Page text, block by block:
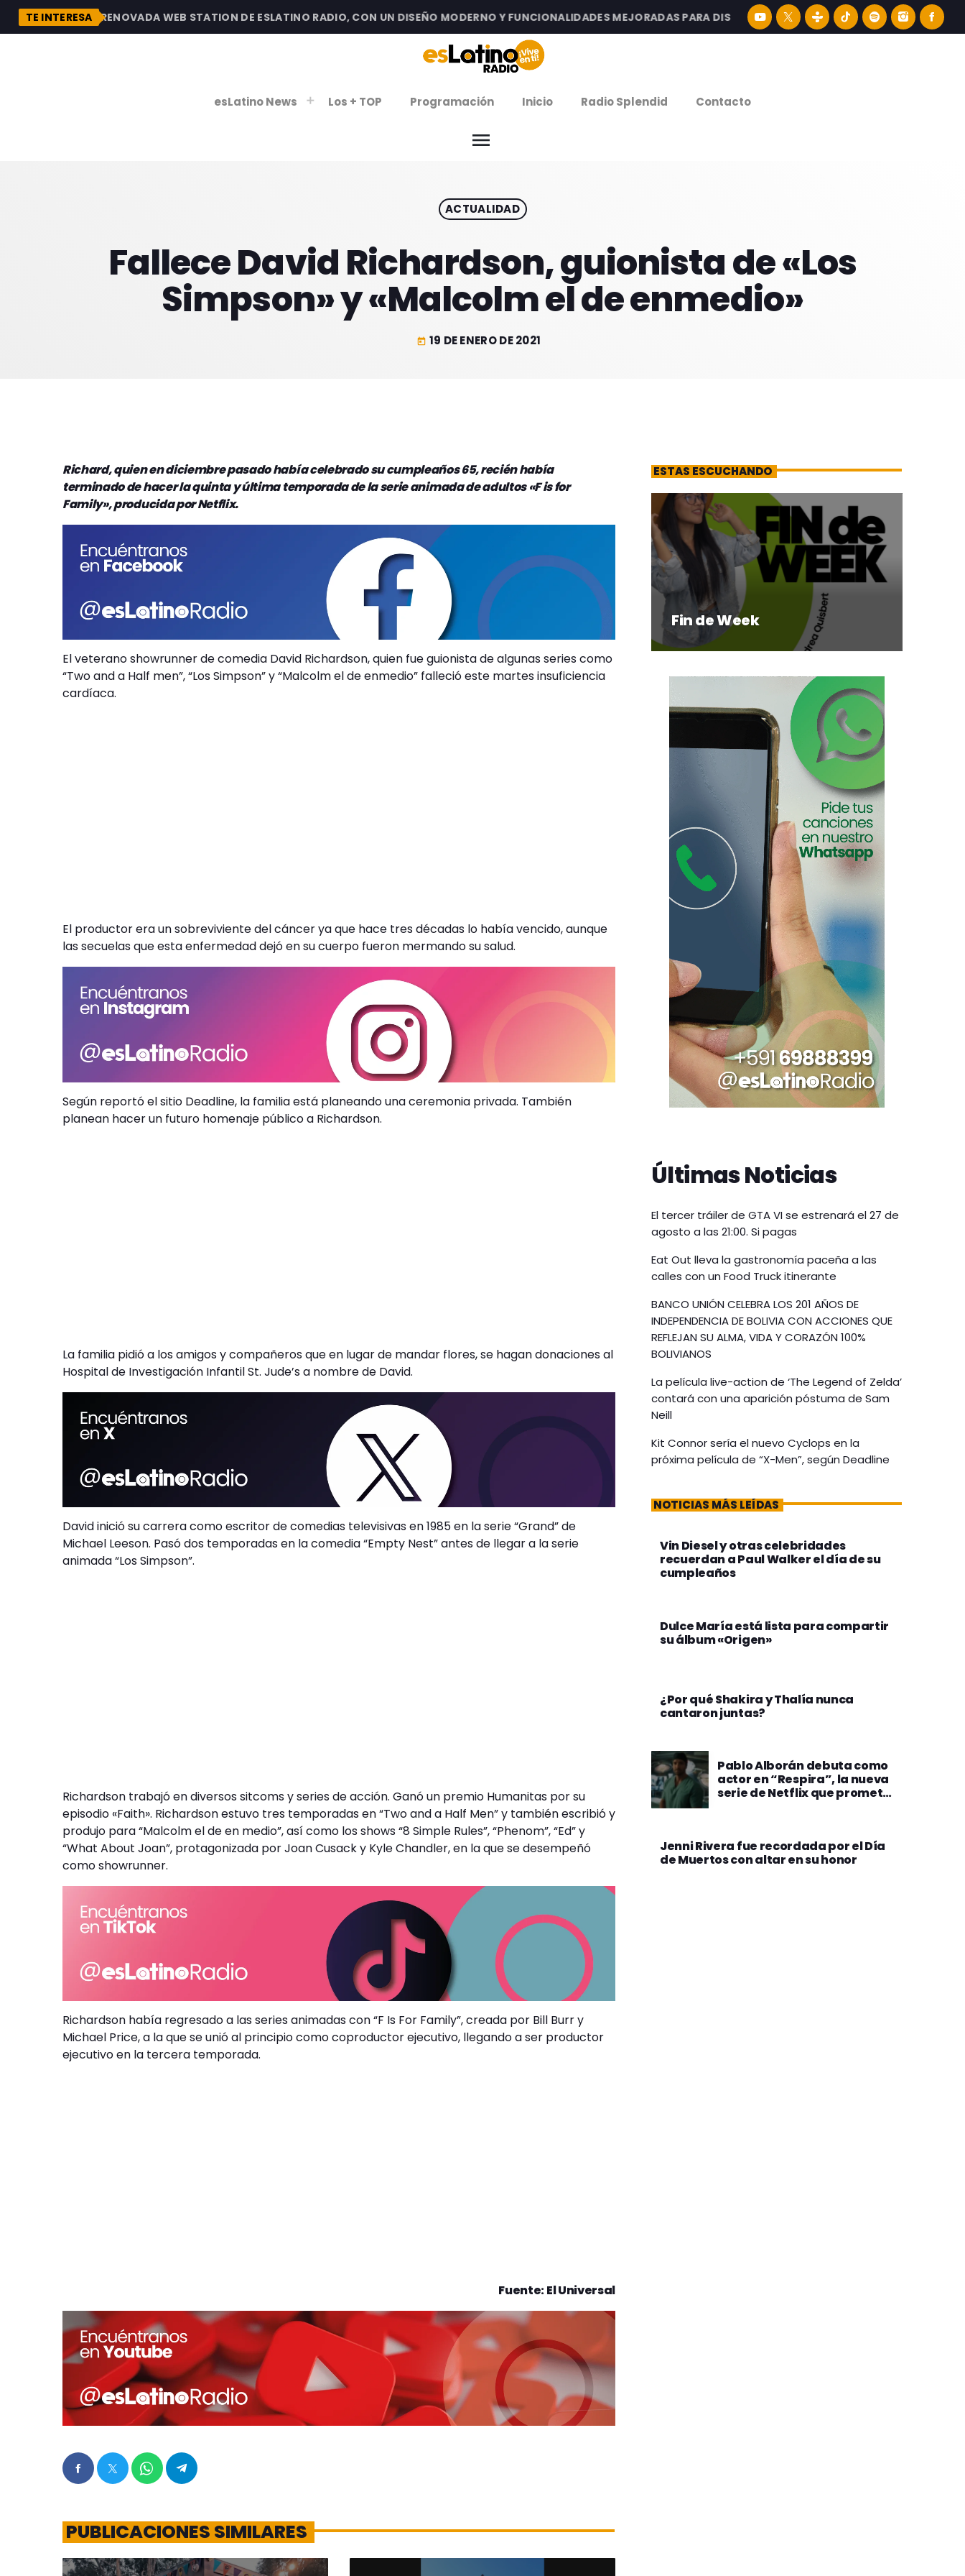
TE INTERESA
DESCUBRE LA RENOVADA WEB STATION DE ESLATINO RADIO, CON UN DISEÑO MODERNO Y FUNCIONALIDADES MEJORADAS PARA DISFRUTAR LA MEJOR MÚSICA LATINA Y
esLatino News Los + TOP Programación Inicio Radio Splendid Contacto
menu
PROGRAMACIÓN
ACTUALIDAD
Fallece David Richardson, guionista de «Los
Simpson» y «Malcolm el de enmedio»
today 19 DE ENERO DE 2021
Richard, quien en diciembre pasado había celebrado su cumpleaños 65, recién había
terminado de hacer la quinta y última temporada de la serie animada de adultos «F is for
Family», producida por Netflix.
El veterano showrunner de comedia David Richardson, quien fue guionista de algunas series como
“Two and a Half men”, “Los Simpson” y “Malcolm el de enmedio” falleció este martes insuficiencia
cardíaca.
El productor era un sobreviviente del cáncer ya que hace tres décadas lo había vencido, aunque
las secuelas que esta enfermedad dejó en su cuerpo fueron mermando su salud.
Según reportó el sitio Deadline, la familia está planeando una ceremonia privada. También
planean hacer un futuro homenaje público a Richardson.
La familia pidió a los amigos y compañeros que en lugar de mandar flores, se hagan donaciones al
Hospital de Investigación Infantil St. Jude’s a nombre de David.
David inició su carrera como escritor de comedias televisivas en 1985 en la serie “Grand” de
Michael Leeson. Pasó dos temporadas en la comedia “Empty Nest” antes de llegar a la serie
animada “Los Simpson”.
Richardson trabajó en diversos sitcoms y series de acción. Ganó un premio Humanitas por su
episodio «Faith». Richardson estuvo tres temporadas en “Two and a Half Men” y también escribió y
produjo para “Malcolm el de en medio”, así como los shows “8 Simple Rules”, “Phenom”, “Ed” y
“What About Joan”, protagonizada por Joan Cusack y Kyle Chandler, en la que se desempeñó
como showrunner.
Richardson había regresado a las series animadas con “F Is For Family”, creada por Bill Burr y
Michael Price, a la que se unió al principio como coproductor ejecutivo, llegando a ser productor
ejecutivo en la tercera temporada.
Fuente: El Universal
PUBLICACIONES SIMILARES
ESTAS ESCUCHANDO
Fin de Week
Últimas Noticias
El tercer tráiler de GTA VI se estrenará el 27 de
agosto a las 21:00. Si pagas
Eat Out lleva la gastronomía paceña a las
calles con un Food Truck itinerante
BANCO UNIÓN CELEBRA LOS 201 AÑOS DE
INDEPENDENCIA DE BOLIVIA CON ACCIONES QUE
REFLEJAN SU ALMA, VIDA Y CORAZÓN 100%
BOLIVIANOS
La película live-action de ‘The Legend of Zelda’
contará con una aparición póstuma de Sam
Neill
Kit Connor sería el nuevo Cyclops en la
próxima película de “X-Men”, según Deadline
NOTICIAS MÁS LEÍDAS
Vin Diesel y otras celebridades
recuerdan a Paul Walker el día de su
cumpleaños
Dulce María está lista para compartir
su álbum «Origen»
¿Por qué Shakira y Thalía nunca
cantaron juntas?
Pablo Alborán debuta como
actor en “Respira”, la nueva
serie de Netflix que promete
Jenni Rivera fue recordada por el Día
de Muertos con altar en su honor